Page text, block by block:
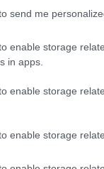
send me
enable storage
in apps.
enable storage
enable storage
szerepében